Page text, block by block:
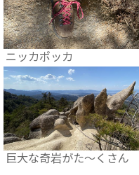
ニッカポッカ
巨大な奇岩がた～くさん